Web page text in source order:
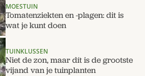
MOESTUIN
Tomatenziekten en -plagen: dit is
wat je kunt doen
TUINKLUSSEN
Niet de zon, maar dít is de grootste
vijand van je tuinplanten